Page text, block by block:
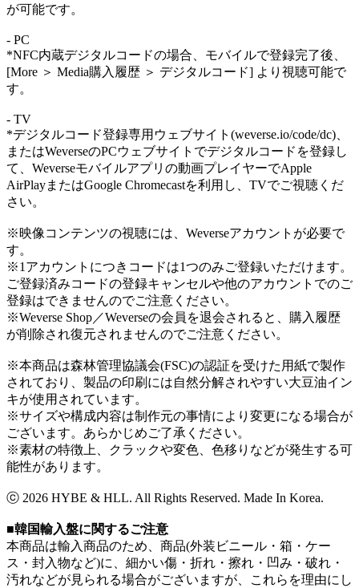
が可能です。
- PC
*NFC内蔵デジタルコードの場合、モバイルで登録完了後、
[More ＞ Media購入履歴 ＞ デジタルコード] より視聴可能で
す。
- TV
*デジタルコード登録専用ウェブサイト(weverse.io/code/dc)、
またはWeverseのPCウェブサイトでデジタルコードを登録し
て、Weverseモバイルアプリの動画プレイヤーでApple
AirPlayまたはGoogle Chromecastを利用し、TVでご視聴くだ
さい。
※映像コンテンツの視聴には、Weverseアカウントが必要で
す。
※1アカウントにつきコードは1つのみご登録いただけます。
ご登録済みコードの登録キャンセルや他のアカウントでのご
登録はできませんのでご注意ください。
※Weverse Shop／Weverseの会員を退会されると、購入履歴
が削除され復元されませんのでご注意ください。
※本商品は森林管理協議会(FSC)の認証を受けた用紙で製作
されており、製品の印刷には自然分解されやすい大豆油イン
キが使用されています。
※サイズや構成内容は制作元の事情により変更になる場合が
ございます。あらかじめご了承ください。
※素材の特徴上、クラックや変色、色移りなどが発生する可
能性があります。
ⓒ 2026 HYBE & HLL. All Rights Reserved. Made In Korea.
■韓国輸入盤に関するご注意
本商品は輸入商品のため、商品(外装ビニール・箱・ケー
ス・封入物など)に、細かい傷・折れ・擦れ・凹み・破れ・
汚れなどが見られる場合がございますが、これらを理由にし